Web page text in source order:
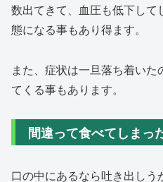
数出てきて、血圧も低下し
態になる事もあり得ます。
また、症状は一旦落ち着い
てくる事もあります。
間違って食べてしまっ
口の中にあるなら吐き出し